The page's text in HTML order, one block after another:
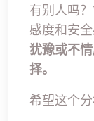
有别人吗
感度和安全
犹豫或不
择。
希望这个分